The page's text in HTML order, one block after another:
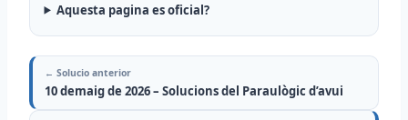
Aquesta pagina es oficial?
← Solucio anterior
10 demaig de 2026 – Solucions del Paraulògic d’avui